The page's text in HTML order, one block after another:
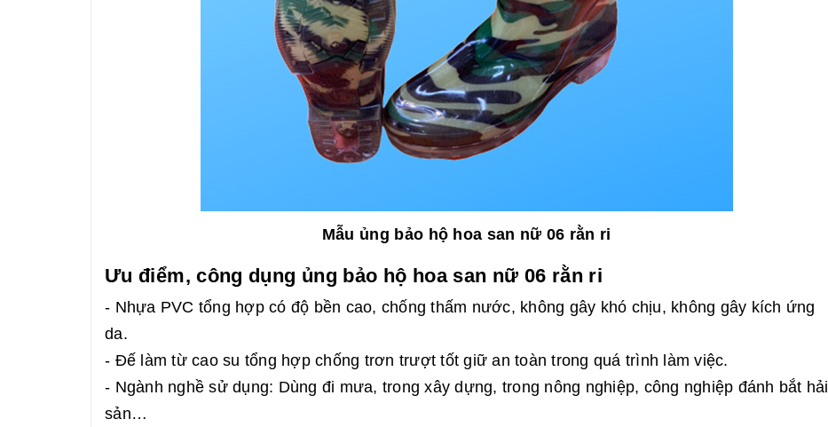
Mẫu ủng bảo hộ hoa san nữ 06 rằn ri
Ưu điểm, công dụng ủng bảo hộ hoa san nữ 06 rằn ri
- Nhựa PVC tổng hợp có độ bền cao, chống thấm nước, không gây khó chịu, không gây kích ứng
da.
- Đế làm từ cao su tổng hợp chống trơn trượt tốt giữ an toàn trong quá trình làm việc.
- Ngành nghề sử dụng: Dùng đi mưa, trong xây dựng, trong nông nghiệp, công nghiệp đánh bắt hải
sản…